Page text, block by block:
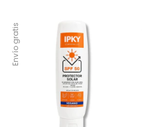
Envío gratis